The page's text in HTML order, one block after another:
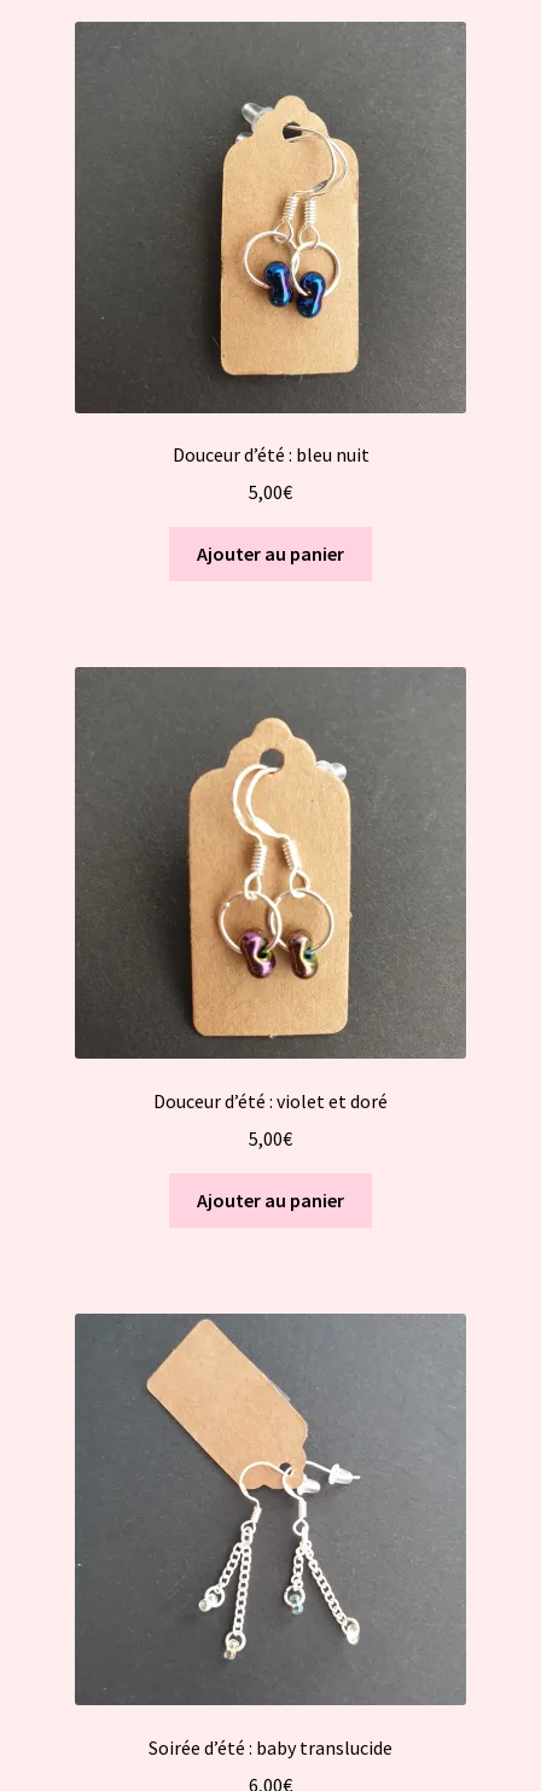
Douceur d’été : bleu nuit
5,00€
Ajouter au panier
Douceur d’été : violet et doré
5,00€
Ajouter au panier
Soirée d’été : baby translucide
6,00€